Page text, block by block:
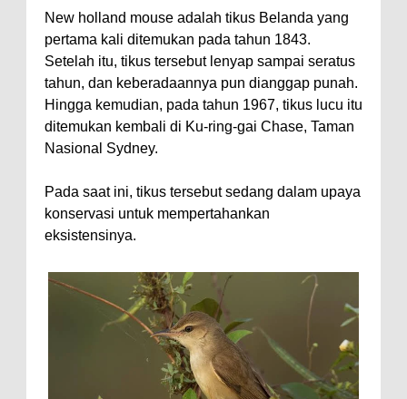
New holland mouse adalah tikus Belanda yang
pertama kali ditemukan pada tahun 1843.
Setelah itu, tikus tersebut lenyap sampai seratus
tahun, dan keberadaannya pun dianggap punah.
Hingga kemudian, pada tahun 1967, tikus lucu itu
ditemukan kembali di Ku-ring-gai Chase, Taman
Nasional Sydney.
Pada saat ini, tikus tersebut sedang dalam upaya
konservasi untuk mempertahankan
eksistensinya.